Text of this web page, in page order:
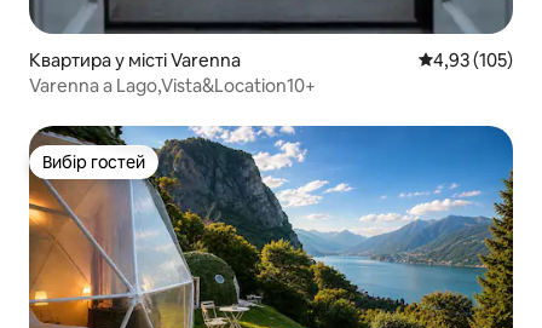
Квартира у місті Varenna Середня
4,93 (105)
Varenna a Lago,Vista&Location10+
Вибір гостей
Вибір гостей